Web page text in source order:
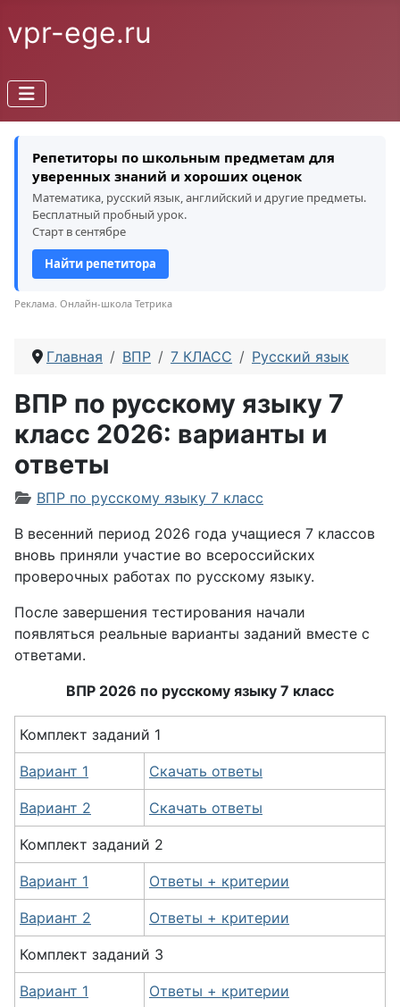
vpr-ege.ru
Репетиторы по школьным предметам для
уверенных знаний и хороших оценок
Математика, русский язык, английский и другие предметы.
Бесплатный пробный урок.
Старт в сентябре
Найти репетитора
Реклама. Онлайн-школа Тетрика
Главная ВПР 7 КЛАСС Русский язык
ВПР по русскому языку 7
класс 2026: варианты и
ответы
Информация о материале
ВПР по русскому языку 7 класс
В весенний период 2026 года учащиеся 7 классов
вновь приняли участие во всероссийских
проверочных работах по русскому языку.
После завершения тестирования начали
появляться реальные варианты заданий вместе с
ответами.
ВПР 2026 по русскому языку 7 класс
Комплект заданий 1
Вариант 1 Скачать ответы
Вариант 2 Скачать ответы
Комплект заданий 2
Вариант 1 Ответы + критерии
Вариант 2 Ответы + критерии
Комплект заданий 3
Вариант 1 Ответы + критерии